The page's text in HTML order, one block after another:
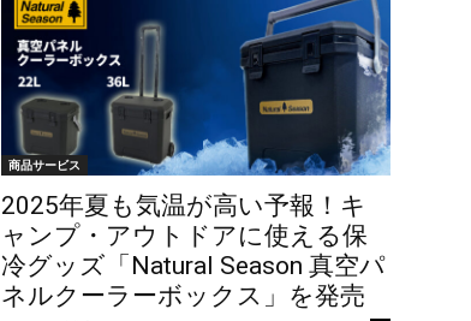
商品サービス
2025年夏も気温が高い予報！キ
ャンプ・アウトドアに使える保
冷グッズ「Natural Season 真空パ
ネルクーラーボックス」を発売